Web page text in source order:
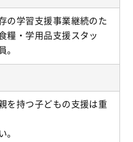
の学習支援事業継続のた
糧・学用品支援スタッ
。
を持つ子どもの支援は重
。